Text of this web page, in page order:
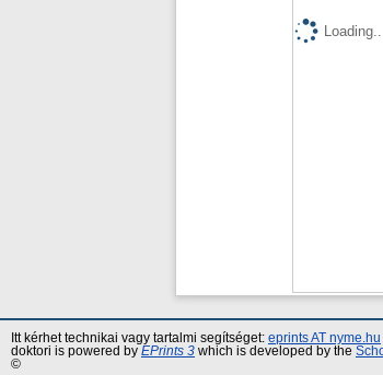
Itt kérhet technikai vagy tartalmi segítséget: eprints AT nyme.hu
doktori is powered by EPrints 3 which is developed by the
©